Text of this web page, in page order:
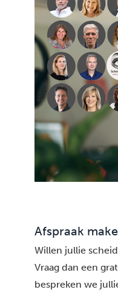
Afspraak
Willen jullie
Vraag dan een
bespreken we